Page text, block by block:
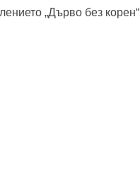
„Дърво без корен“